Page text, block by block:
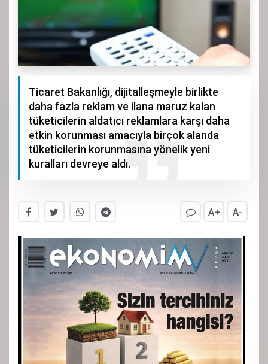
Ticaret Bakanlığı, dijitalleşmeyle birlikte
daha fazla reklam ve ilana maruz kalan
tüketicilerin aldatıcı reklamlara karşı daha
etkin korunması amacıyla birçok alanda
tüketicilerin korunmasına yönelik yeni
kuralları devreye aldı.
A+ A-